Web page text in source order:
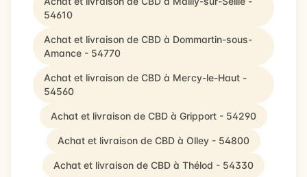
54610
Achat et livraison de CBD à Dommartin-sous-
Amance - 54770
Achat et livraison de CBD à Mercy-le-Haut -
54560
Achat et livraison de CBD à Gripport - 54290
Achat et livraison de CBD à Olley - 54800
Achat et livraison de CBD à Thélod - 54330